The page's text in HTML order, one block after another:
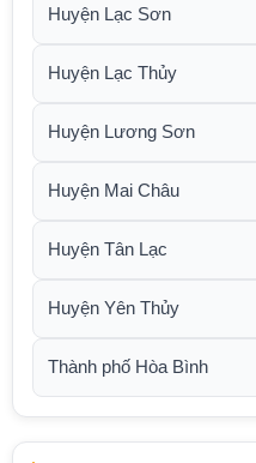
Huyện Lạc Sơn
Huyện Lạc Thủy
Huyện Lương Sơn
Huyện Mai Châu
Huyện Tân Lạc
Huyện Yên Thủy
Thành phố Hòa Bình